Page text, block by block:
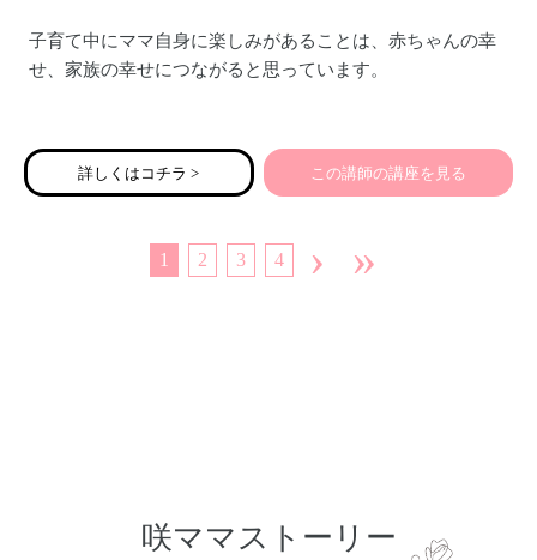
子育て中にママ自身に楽しみがあることは、赤ちゃんの幸
せ、家族の幸せにつながると思っています。
定になりがちなココロ。
りかたまっているカラダ。
詳しくはコチラ > この講師の講座を見る
1 2 3 4 › »
咲ママストーリー